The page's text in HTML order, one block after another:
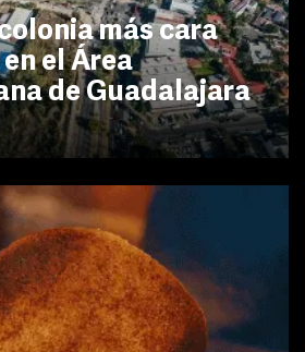
más cara
el Área
de Guadalajara